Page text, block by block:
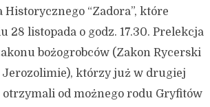
Historycznego “Zadora”, które
28 listopada o godz. 17.30. Prelekcja
bożogrobców (Zakon Rycerski
Jerozolimie), którzy już w drugiej
otrzymali od możnego rodu Gryfitów